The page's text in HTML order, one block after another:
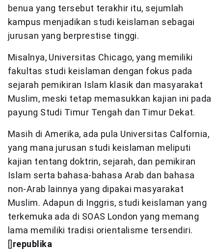
benua yang tersebut terakhir itu, sejumlah
kampus menjadikan studi keislaman sebagai
jurusan yang berprestise tinggi.
Misalnya, Universitas Chicago, yang memiliki
fakultas studi keislaman dengan fokus pada
sejarah pemikiran Islam klasik dan masyarakat
Muslim, meski tetap memasukkan kajian ini pada
payung Studi Timur Tengah dan Timur Dekat.
Masih di Amerika, ada pula Universitas Calfornia,
yang mana jurusan studi keislaman meliputi
kajian tentang doktrin, sejarah, dan pemikiran
Islam serta bahasa-bahasa Arab dan bahasa
non-Arab lainnya yang dipakai masyarakat
Muslim. Adapun di Inggris, studi keislaman yang
terkemuka ada di SOAS London yang memang
lama memiliki tradisi orientalisme tersendiri.
[] republika